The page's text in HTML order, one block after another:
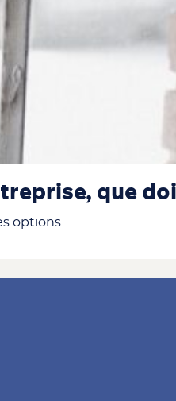
que
options.